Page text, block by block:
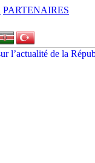
PARTENAIRES